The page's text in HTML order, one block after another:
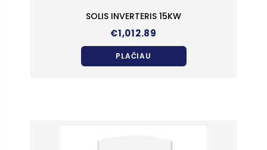
SOLIS INVERTERIS 15KW
€1,012.89
PLAČIAU